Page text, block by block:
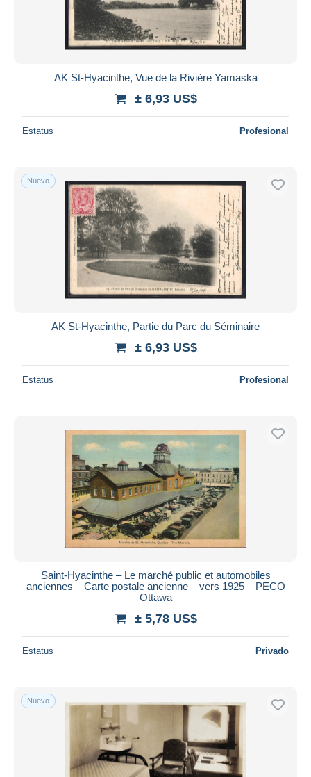
AK St-Hyacinthe, Vue de la Rivière Yamaska
± 6,93 US$
Estatus Profesional
Nuevo
AK St-Hyacinthe, Partie du Parc du Séminaire
± 6,93 US$
Estatus Profesional
Saint-Hyacinthe – Le marché public et automobiles
anciennes – Carte postale ancienne – vers 1925 – PECO
Ottawa
± 5,78 US$
Estatus Privado
Nuevo